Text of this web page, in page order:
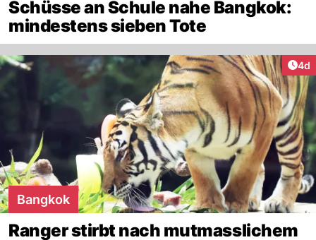
Schüsse an Schule nahe Bangkok:
mindestens sieben Tote
4d
Bangkok
Ranger stirbt nach mutmasslichem